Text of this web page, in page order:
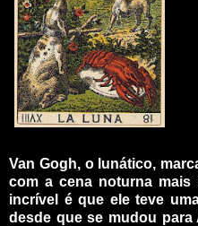
Van Gogh, o lunático,
com a cena noturna
incrível é que ele teve
desde que se mudou